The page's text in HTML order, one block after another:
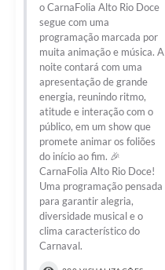
o CarnaFolia Alto Rio Doce
segue com uma
programação marcada por
muita animação e música. A
noite contará com uma
apresentação de grande
energia, reunindo ritmo,
atitude e interação com o
público, em um show que
promete animar os foliões
do início ao fim. 🎉
CarnaFolia Alto Rio Doce!
Uma programação pensada
para garantir alegria,
diversidade musical e o
clima característico do
Carnaval.